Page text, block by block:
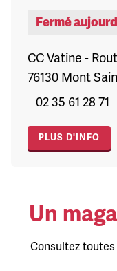
Fermé
CC Vatine -
76130 Mont
02 35 61 28 71
PLUS D'INFO
Un
Consultez